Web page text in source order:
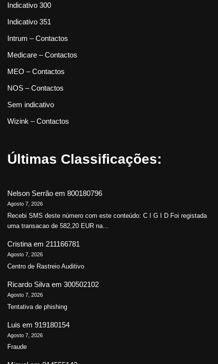
Indicativo 300
Indicativo 351
Intrum – Contactos
Medicare – Contactos
MEO – Contactos
NOS – Contactos
Sem indicativo
Wizink – Contactos
Últimas Classificações:
Nelson Serrão em 800180796
Agosto 7, 2026
Recebi SMS deste número com este conteúdo: C I G I D Foi registada
uma transacao de 582,20 EUR na…
Cristina em 211166781
Agosto 7, 2026
Centro de Rastreio Auditivo
Ricardo Silva em 300502102
Agosto 7, 2026
Tentativa de phishing
Luis em 919180154
Agosto 7, 2026
Fraude